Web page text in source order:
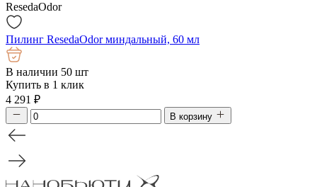
ResedaOdor
Пилинг ResedaOdor миндальный, 60 мл
В наличии 50 шт
Купить в 1 клик
4 291 ₽
В корзину